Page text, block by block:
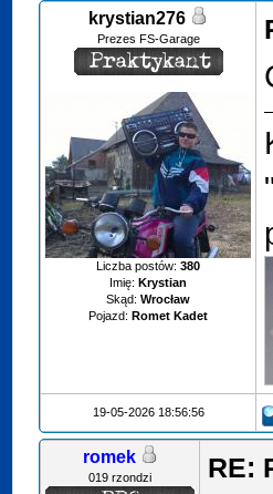
krystian276
Prezes FS-Garage
Liczba postów:380
Imię: Krystian
Skąd: Wrocław
Pojazd: Romet Kadet
19-05-2026 18:56:56
romek
019 rzondzi RE: